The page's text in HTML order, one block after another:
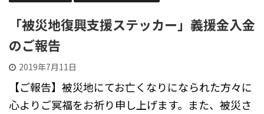
「被災地復興支援ステッカー」義援金入金
のご報告
2019年7月11日
【ご報告】被災地にてお亡くなりになられた方々に
心よりご冥福をお祈り申し上げます。また、被災さ